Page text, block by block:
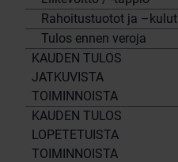
Rahoitustuotot ja –kulut
Tulos ennen veroja
KAUDEN TULOS
JATKUVISTA
TOIMINNOISTA
KAUDEN TULOS
LOPETETUISTA
TOIMINNOISTA